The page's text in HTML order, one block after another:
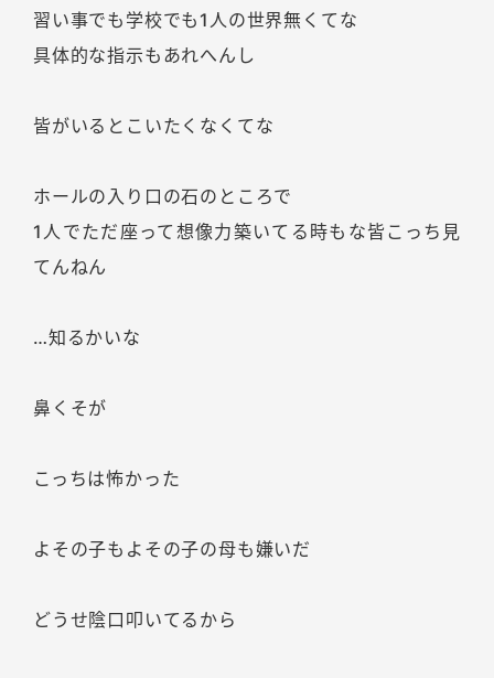
習い事でも学校でも1人の世界無くてな
具体的な指示もあれへんし
皆がいるとこいたくなくてな
ホールの入り口の石のところで
1人でただ座って想像力築いてる時もな皆こっち見
てんねん
…知るかいな
鼻くそが
こっちは怖かった
よその子もよその子の母も嫌いだ
どうせ陰口叩いてるから